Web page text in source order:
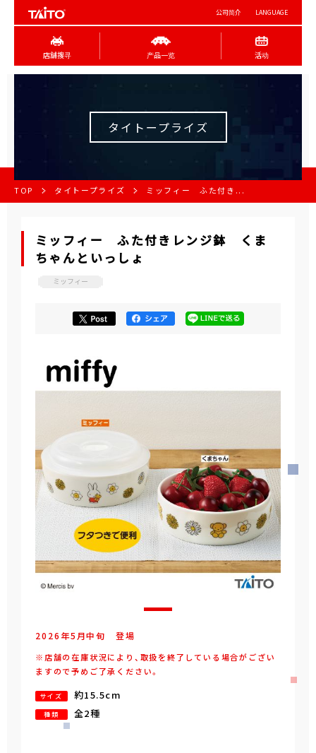
公司简介 LANGUAGE
店舖搜寻 产品一览 活动
タイトープライズ
TOP タイトープライズ ミッフィー ふた付き...
ミッフィー ふた付きレンジ鉢 くま
ちゃんといっしょ
ミッフィー
2026年5 月中旬 登場
※店舗の在庫状況により、取扱を終了している場合がござい
ますので予めご了承ください。
サイズ 約15.5cm
種類 全2種